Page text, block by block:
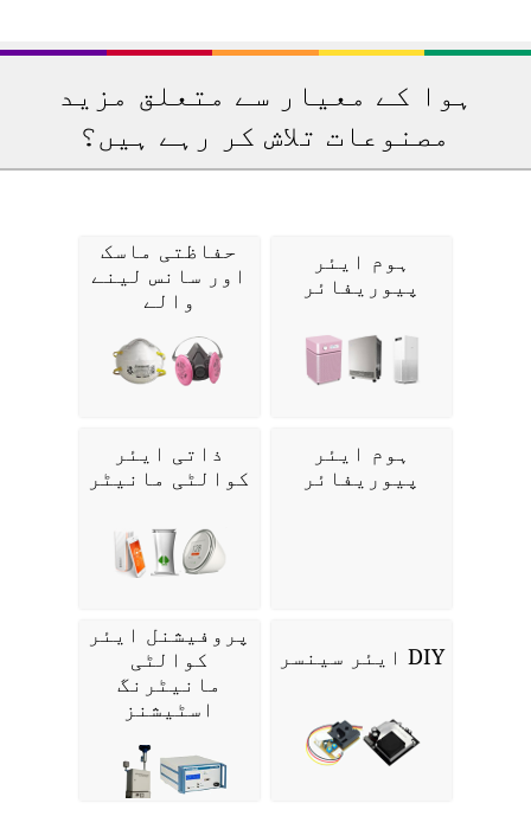
ہوا کے معیار سے متعلق مزید
مصنوعات تلاش کر رہے ہیں؟
ہوم ایئر
پیوریفائر
حفاظتی ماسک
اور سانس لینے
والے
ہوم ایئر
پیوریفائر
ذاتی ایئر
کوالٹی مانیٹر
DIY ایئر سینسر
پروفیشنل ایئر
کوالٹی
مانیٹرنگ
اسٹیشنز